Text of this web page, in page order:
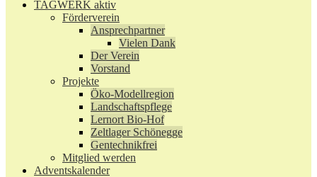
TAGWERK aktiv
Förderverein
Ansprechpartner
Vielen Dank
Der Verein
Vorstand
Projekte
Öko-Modellregion
Landschaftspflege
Lernort Bio-Hof
Zeltlager Schönegge
Gentechnikfrei
Mitglied werden
Adventskalender